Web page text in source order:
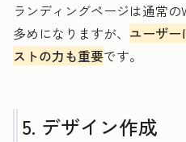
ランディングページは通常
多めになりますが、 ユーザー
ストの力も重要です。
5. デザイン作成